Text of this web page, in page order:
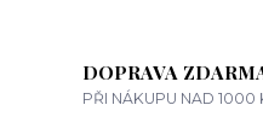
DOPRAVA
PŘI NÁKUPU NAD